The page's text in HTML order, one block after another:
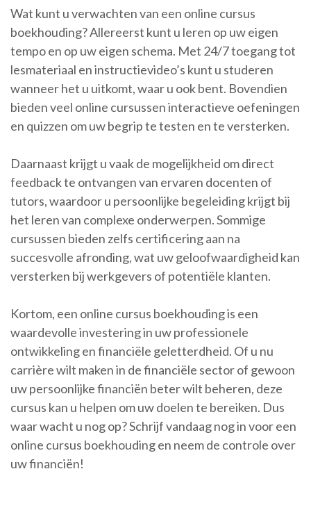
Wat kunt u verwachten van een online cursus
boekhouding? Allereerst kunt u leren op uw eigen
tempo en op uw eigen schema. Met 24/7 toegang tot
lesmateriaal en instructievideo’s kunt u studeren
wanneer het u uitkomt, waar u ook bent. Bovendien
bieden veel online cursussen interactieve oefeningen
en quizzen om uw begrip te testen en te versterken.
Daarnaast krijgt u vaak de mogelijkheid om direct
feedback te ontvangen van ervaren docenten of
tutors, waardoor u persoonlijke begeleiding krijgt bij
het leren van complexe onderwerpen. Sommige
cursussen bieden zelfs certificering aan na
succesvolle afronding, wat uw geloofwaardigheid kan
versterken bij werkgevers of potentiële klanten.
Kortom, een online cursus boekhouding is een
waardevolle investering in uw professionele
ontwikkeling en financiële geletterdheid. Of u nu
carrière wilt maken in de financiële sector of gewoon
uw persoonlijke financiën beter wilt beheren, deze
cursus kan u helpen om uw doelen te bereiken. Dus
waar wacht u nog op? Schrijf vandaag nog in voor een
online cursus boekhouding en neem de controle over
uw financiën!